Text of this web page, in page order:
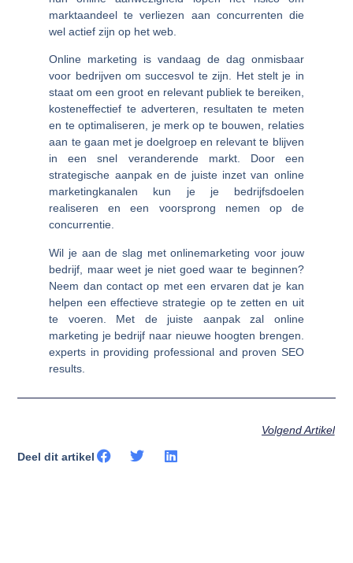
marktaandeel te verliezen aan concurrenten die
wel actief zijn op het web.
Online marketing is vandaag de dag onmisbaar
voor bedrijven om succesvol te zijn. Het stelt je in
staat om een groot en relevant publiek te bereiken,
kosteneffectief te adverteren, resultaten te meten
en te optimaliseren, je merk op te bouwen, relaties
aan te gaan met je doelgroep en relevant te blijven
in een snel veranderende markt. Door een
strategische aanpak en de juiste inzet van online
marketingkanalen kun je je bedrijfsdoelen
realiseren en een voorsprong nemen op de
concurrentie.
Wil je aan de slag met onlinemarketing voor jouw
bedrijf, maar weet je niet goed waar te beginnen?
Neem dan contact op met een ervaren dat je kan
helpen een effectieve strategie op te zetten en uit
te voeren. Met de juiste aanpak zal online
marketing je bedrijf naar nieuwe hoogten brengen.
experts in providing professional and proven SEO
results.
Volgend Artikel
Deel dit artikel